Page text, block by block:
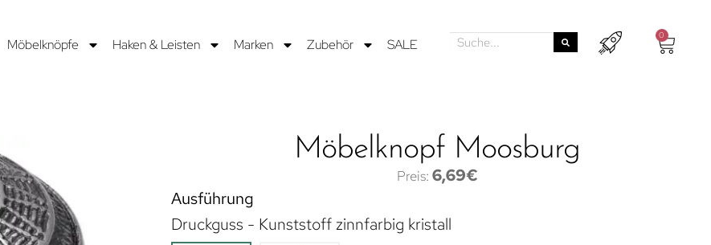
Möbelknöpfe Haken & Leisten Marken Zubehör SALE
0
Möbelknopf Moosburg
6,69€
Ausführung
Druckguss - Kunststoff zinnfarbig kristall